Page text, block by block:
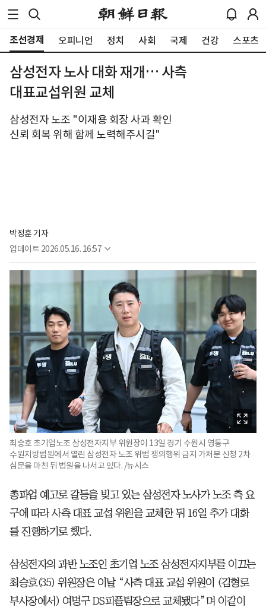
조선경제 오피니언 정치 사회 국제 건강 스포츠
삼성전자 노사 대화 재개… 사측
대표교섭위원 교체
삼성전자 노조 "이재용 회장 사과 확인
신뢰 회복 위해 함께 노력해주시길"
박정훈 기자
업데이트 2026.05.16. 16:57
최승호 초기업노조 삼성전자지부 위원장이 13일 경기 수원시 영통구
수원지방법원에서 열린 삼성전자 노조 위법 쟁의행위 금지 가처분 신청 2차
심문을 마친 뒤 법원을 나서고 있다. /뉴시스
총파업 예고로 갈등을 빚고 있는 삼성전자 노사가 노조 측 요
구에 따라 사측 대표 교섭 위원을 교체한 뒤 16일 추가 대화
를 진행하기로 했다.
삼성전자의 과반 노조인 초기업 노조 삼성전자지부를 이끄는
최승호(35) 위원장은 이날 “사측 대표 교섭 위원이 (김형로
부사장에서) 여명구 DS피플팀장으로 교체됐다”며 이같이